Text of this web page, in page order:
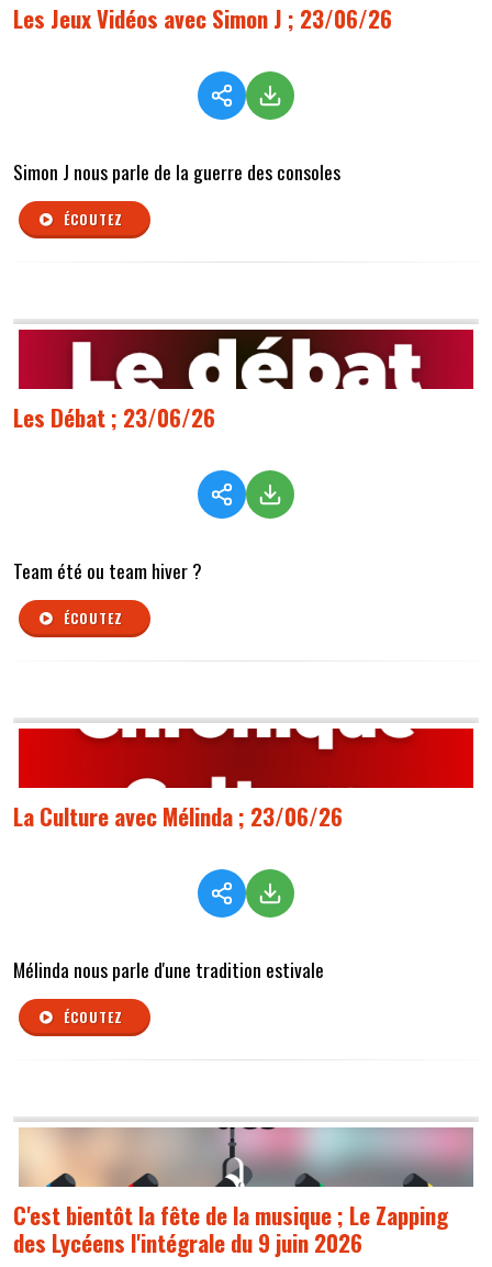
Les Jeux Vidéos avec Simon J ; 23/06/26
Simon J nous parle de la guerre des consoles
ÉCOUTEZ
Les Débat ; 23/06/26
Team été ou team hiver ?
ÉCOUTEZ
La Culture avec Mélinda ; 23/06/26
Mélinda nous parle d'une tradition estivale
ÉCOUTEZ
C'est bientôt la fête de la musique ; Le Zapping
des Lycéens l'intégrale du 9 juin 2026